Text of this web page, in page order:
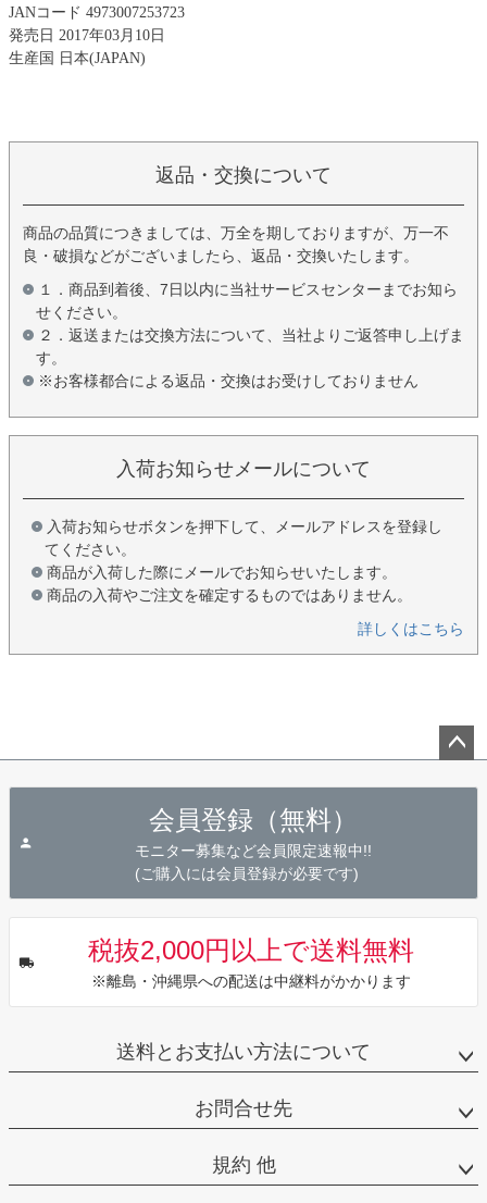
JANコード 4973007253723
発売日 2017年03月10日
生産国 日本(JAPAN)
返品・交換について
商品の品質につきましては、万全を期しておりますが、万一不
良・破損などがございましたら、返品・交換いたします。
１．商品到着後、7日以内に当社サービスセンターまでお知ら
せください。
２．返送または交換方法について、当社よりご返答申し上げま
す。
※お客様都合による返品・交換はお受けしておりません
入荷お知らせメールについて
入荷お知らせボタンを押下して、メールアドレスを登録し
てください。
商品が入荷した際にメールでお知らせいたします。
商品の入荷やご注文を確定するものではありません。
詳しくはこちら
会員登録（無料）
モニター募集など会員限定速報中!!
(ご購入には会員登録が必要です)
税抜2,000円以上で送料無料
※離島・沖縄県への配送は中継料がかかります
送料とお支払い方法について
お問合せ先
規約 他